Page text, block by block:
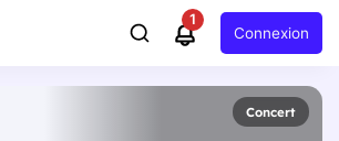
1
Connexion
Concert